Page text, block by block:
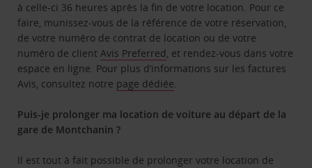
à celle-ci 36 heures après la fin de votre location. Pour ce
faire, munissez-vous de la référence de votre réservation,
de votre numéro de contrat de location ou de votre
numéro de clientAvis Preferred, et rendez-vous dans votre
espace en ligne. Pour plus d’informations sur les factures
Avis, consultez notre page dédiée.
Puis-je prolonger ma location de voiture au départ de la
gare de Montchanin ?
Il est tout à fait possible de prolonger votre location de